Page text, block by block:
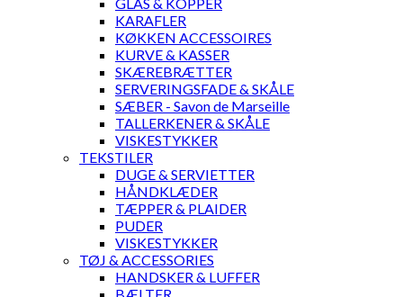
KARAFLER
KØKKEN ACCESSOIRES
KURVE & KASSER
SKÆREBRÆTTER
SERVERINGSFADE & SKÅLE
SÆBER - Savon de Marseille
TALLERKENER & SKÅLE
VISKESTYKKER
TEKSTILER
DUGE & SERVIETTER
HÅNDKLÆDER
TÆPPER & PLAIDER
PUDER
VISKESTYKKER
TØJ & ACCESSORIES
HANDSKER & LUFFER
BÆLTER